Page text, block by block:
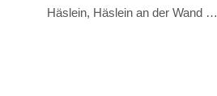
Häslein, Häslein an der Wand …